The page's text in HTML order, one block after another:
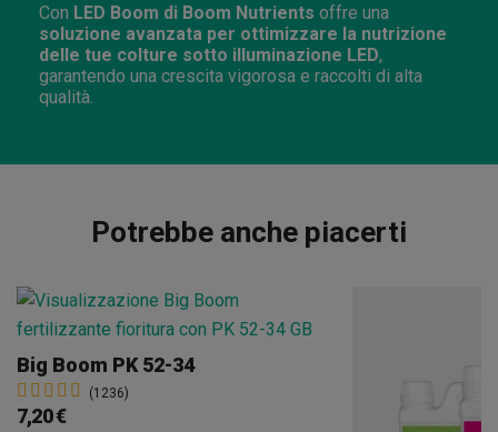
Con LED Boom di Boom Nutrients offre una
soluzione avanzata per ottimizzare la nutrizione
delle tue colture sotto illuminazione LED,
garantendo una crescita vigorosa e raccolti di alta
qualità.
Potrebbe anche piacerti
Big Boom PK 52-34
(1236)
7,20 €